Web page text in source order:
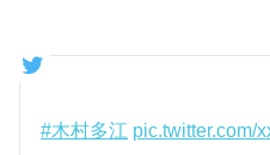
#木村多江 pic.twitter.com/